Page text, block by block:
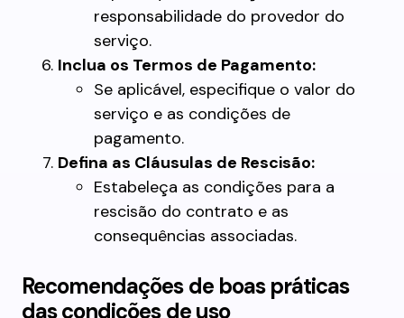
responsabilidade do provedor do
serviço.
Inclua os Termos de Pagamento:
Se aplicável, especifique o valor do
serviço e as condições de
pagamento.
Defina as Cláusulas de Rescisão:
Estabeleça as condições para a
rescisão do contrato e as
consequências associadas.
Recomendações de boas práticas
das condições de uso